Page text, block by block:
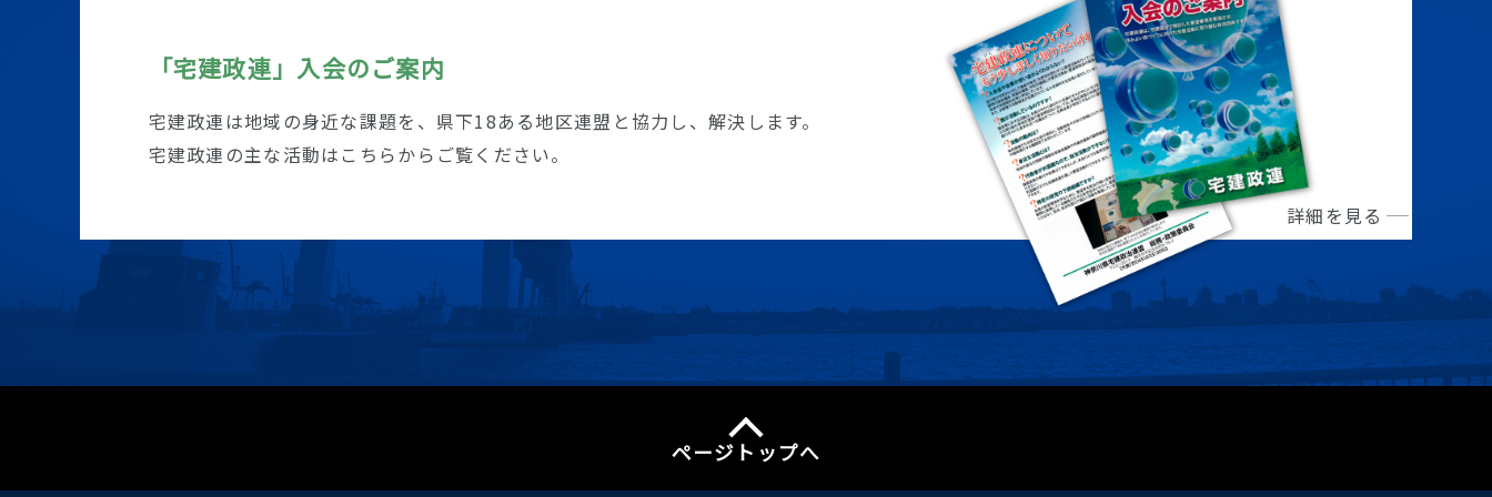
「宅建政連」入会のご案内
宅建政連は地域の身近な課題を、県下18ある地区連盟と協力し、解決します。
宅建政連の主な活動はこちらからご覧ください。
詳細を見る
ページトップへ